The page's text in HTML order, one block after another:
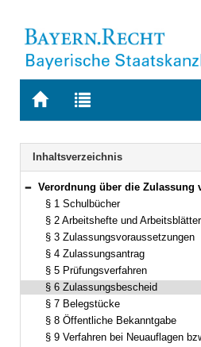
Zur
BAYERN.RECHT
Zur
letzten
Suche
Navigation
Inhaltsverzeichnis
Bereich reduzieren
Verordnung über die Zulassung von Lernmitteln (Zulassungsverordnung – ZLV) Vom
§ 1 Schulbücher
§ 2 Arbeitshefte und Arbeitsblätter
§ 3 Zulassungsvoraussetzungen
§ 4 Zulassungsantrag
§ 5 Prüfungsverfahren
§ 6 Zulassungsbescheid
§ 7 Belegstücke
§ 8 Öffentliche Bekanntgabe
§ 9 Verfahren bei Neuauflagen